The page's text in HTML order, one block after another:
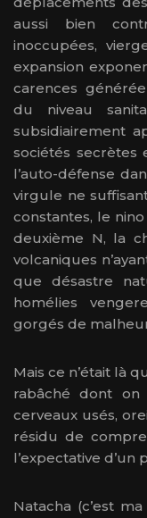
aussi bien
inoccupées,
expansion
carences
du niveau
subsidiairement
sociétés secrètes
l’auto-défense
virgule ne
constantes, le
deuxième N, la
volcaniques
que désastre
homélies
gorgés de
Mais ce n’était là
rabâché dont on
cerveaux usés,
résidu de
l’expectative
Natacha (c’est